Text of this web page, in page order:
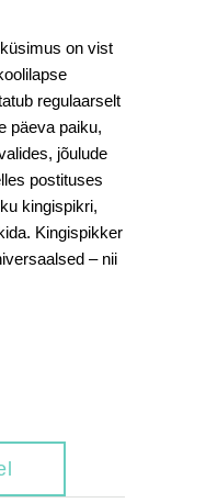
on vist
regulaarselt
päeva paiku,
jõulude
postituses
kingispikri,
Kingispikker
– nii